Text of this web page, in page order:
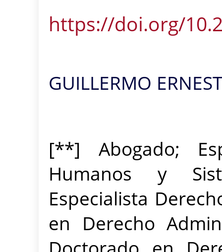
https://doi.org/
GUILLERMO
[**] Abogado;
Humanos y
Especialista
en Derecho